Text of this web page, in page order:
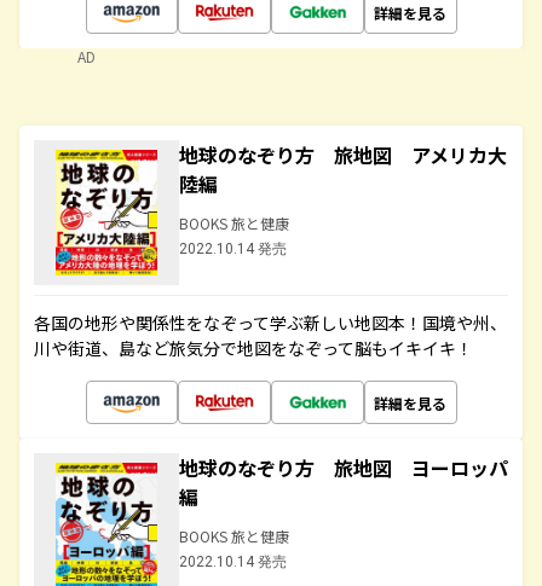
詳細を見る
AD
地球のなぞり方 旅地図 アメリカ大
陸編
BOOKS 旅と健康
2022.10.14 発売
各国の地形や関係性をなぞって学ぶ新しい地図本！国境や州、
川や街道、島など旅気分で地図をなぞって脳もイキイキ！
詳細を見る
地球のなぞり方 旅地図 ヨーロッパ
編
BOOKS 旅と健康
2022.10.14 発売